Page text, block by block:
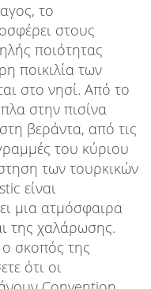
το
στους
ποιότητας
ποικιλία των
στο νησί. Από το
στην πισίνα
βεράντα, από τις
του κύριου
των τουρκικών
είναι
μια ατμόσφαιρα
της χαλάρωσης.
ο σκοπός της
ότι οι